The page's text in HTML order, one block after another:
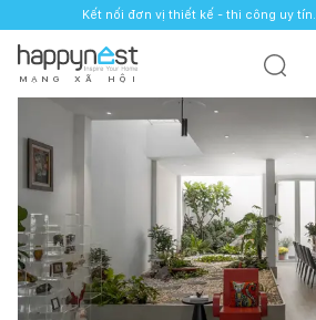
Kết nối đơn vị thiết kế - thi công uy tín.
M Ạ N G X Ã H Ộ I